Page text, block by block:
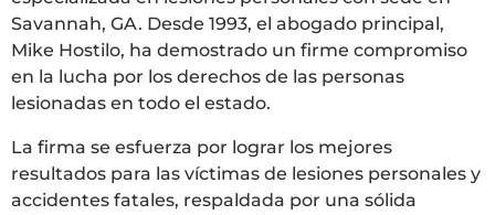
Savannah, GA. Desde 1993, el abogado principal,
Mike Hostilo, ha demostrado un firme compromiso
en la lucha por los derechos de las personas
lesionadas en todo el estado.
La firma se esfuerza por lograr los mejores
resultados para las víctimas de lesiones personales y
accidentes fatales, respaldada por una sólida